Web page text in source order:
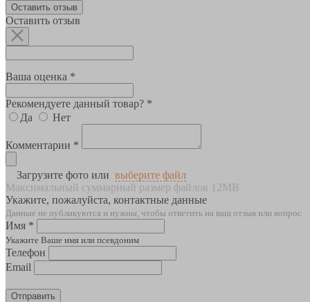
Оставить отзыв
Оставить отзыв
Ваша оценка *
Рекомендуете данный товар? *
Да
Нет
Комментарии *
Загрузите фото или выберите файл
Максимальный суммарный размер файлов 12MB
Укажите, пожалуйста, контактные данные
Данные не публикуются и нужны, чтобы ответить на ваш отзыв или вопрос
Имя *
Укажите Ваше имя или псевдоним
Телефон
Email
Отправить